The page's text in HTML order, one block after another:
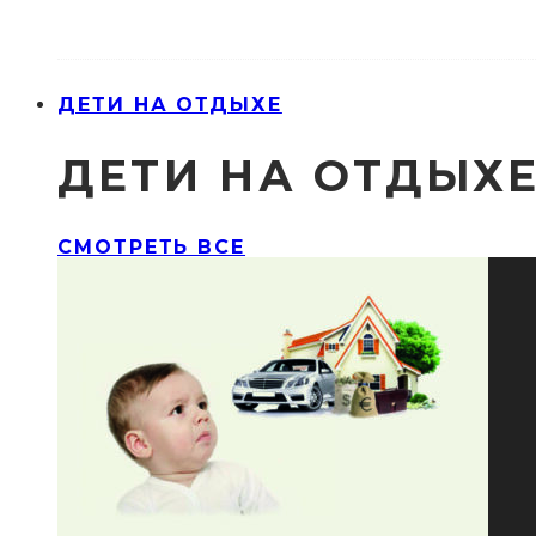
ДЕТИ НА ОТДЫХЕ
ДЕТИ НА
СМОТРЕТЬ ВСЕ